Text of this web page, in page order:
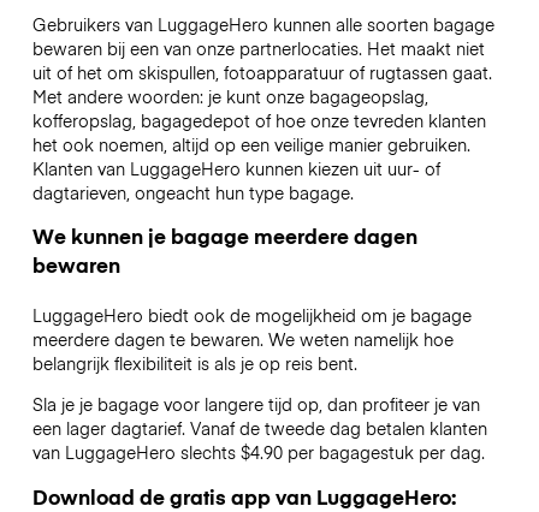
Gebruikers van LuggageHero kunnen alle soorten bagage
bewaren bij een van onze partnerlocaties. Het maakt niet
uit of het om skispullen, fotoapparatuur of rugtassen gaat.
Met andere woorden: je kunt onze bagageopslag,
kofferopslag, bagagedepot of hoe onze tevreden klanten
het ook noemen, altijd op een veilige manier gebruiken.
Klanten van LuggageHero kunnen kiezen uit uur- of
dagtarieven, ongeacht hun type bagage.
We kunnen je bagage meerdere dagen
bewaren
LuggageHero biedt ook de mogelijkheid om je bagage
meerdere dagen te bewaren. We weten namelijk hoe
belangrijk flexibiliteit is als je op reis bent.
Sla je je bagage voor langere tijd op, dan profiteer je van
een lager dagtarief. Vanaf de tweede dag betalen klanten
van LuggageHero slechts $4.90 per bagagestuk per dag.
Download de gratis app van LuggageHero: